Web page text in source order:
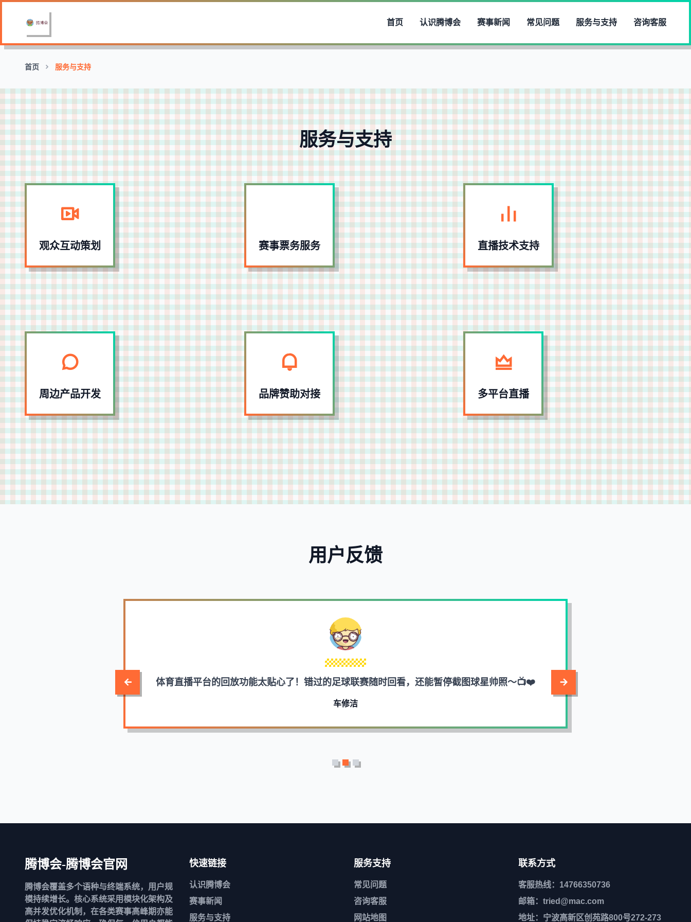
首页 认识腾博会 赛事新闻 常见问题 服务与支持 咨询客服
首页 服务与支持
服务与支持
观众互动策划
观众互动策划
设计直播抽奖、赛事竞猜等互动环节，提升观众
参与度与粘性。
赛事票务服务
赛事票务服务
负责赛事门票的设计、销售及验票系统搭建，提
升票务管理效率。
直播技术支持
直播技术支持
提供导播、字幕特效、多机位切换等技术服务，
增强直播观赏性。
周边产品开发
周边产品开发
围绕赛事 IP 开发球衣、纪念品、运动装备等周边
商品，支持定制化生产。
品牌赞助对接
品牌赞助对接
为赛事方匹配合适的品牌赞助商，提供商业合作
谈判与权益落地服务。
多平台直播
多平台直播
支持 PC 端、移动端及短视频平台的同步直播，
覆盖全渠道观众群体。
用户反馈
体育直播平台的回放功能太贴心了！错过的足球联赛随时回看，还能暂停截图球星帅照～📺❤️
车修洁
腾博会-腾博会官网
腾博会覆盖多个语种与终端系统，用户规
模持续增长。核心系统采用模块化架构及
高并发优化机制，在各类赛事高峰期亦能
快速链接
认识腾博会
赛事新闻
服务与支持
服务支持
常见问题
咨询客服
网站地图
联系方式
客服热线：14766350736
邮箱：tried@mac.com
地址：宁波高新区创苑路800号272-273